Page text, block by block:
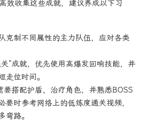
效收集这些成就，建议养成以下习
克制不同属性的主力队伍，应对各类
”成就，优先使用高爆发回响技能，并
走位时间。
要搭配护盾、治疗角色，并熟悉BOSS
要时参考网络上的低练度通关视频，
弯路。